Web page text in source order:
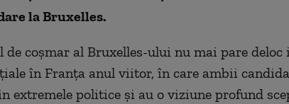
la Bruxelles.
de coșmar al Bruxelles-ului nu mai pare
în Franța anul viitor, în care ambii
extremele politice și au o viziune profund